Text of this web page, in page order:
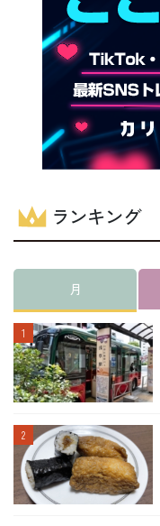
ランキング
月